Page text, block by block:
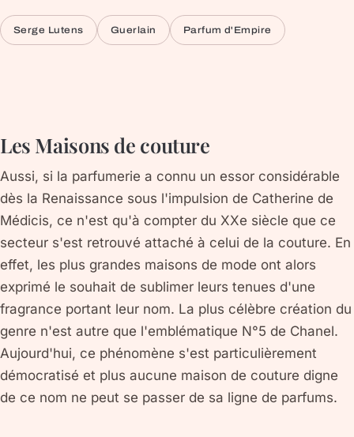
Serge Lutens Guerlain Parfum d'Empire
Les Maisons de couture
Aussi, si la parfumerie a connu un essor considérable
dès la Renaissance sous l'impulsion de Catherine de
Médicis, ce n'est qu'à compter du XXe siècle que ce
secteur s'est retrouvé attaché à celui de la couture. En
effet, les plus grandes maisons de mode ont alors
exprimé le souhait de sublimer leurs tenues d'une
fragrance portant leur nom. La plus célèbre création du
genre n'est autre que l'emblématique N°5 de Chanel.
Aujourd'hui, ce phénomène s'est particulièrement
démocratisé et plus aucune maison de couture digne
de ce nom ne peut se passer de sa ligne de parfums.